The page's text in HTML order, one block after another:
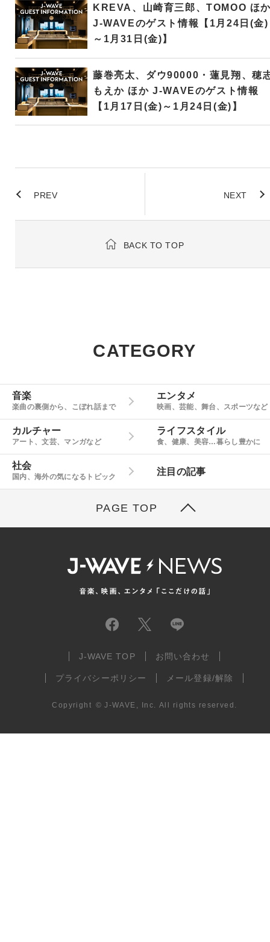
KREVA、山崎育三郎、TOMOO ほ
J-WAVEのゲスト情報【1月24日(金)
～1月31日(金)】
藤巻亮太、ダウ90000・蓮見翔、穂
もえか ほか J-WAVEのゲスト情報
【1月17日(金)～1月24日(金)】
PREV NEXT
BACK TO TOP
CATEGORY
音楽
楽曲の裏側から、こぼれ話まで
エンタメ
映画、芸能、舞台、スポーツなど
カルチャー
アート、文芸、マンガなど
ライフスタイル
食、健康、美容…暮らし豊かに
社会
国内、海外の気になるトピック
注目の記事
PAGE TOP
J-WAVE TOP お問い合わせ
プライバシーポリシー メール登録/解除
Copyright © J-WAVE, Inc. All rights reserved.